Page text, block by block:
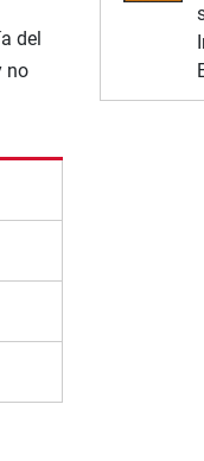
del
no